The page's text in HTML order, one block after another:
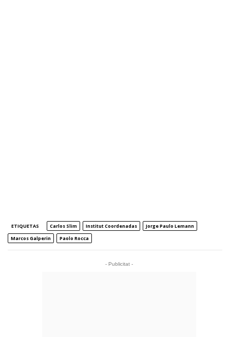
ETIQUETAS Carlos Slim Institut Coordenadas
Jorge Paulo Lemann
Marcos Galperin
Paolo Rocca
- Publicitat -